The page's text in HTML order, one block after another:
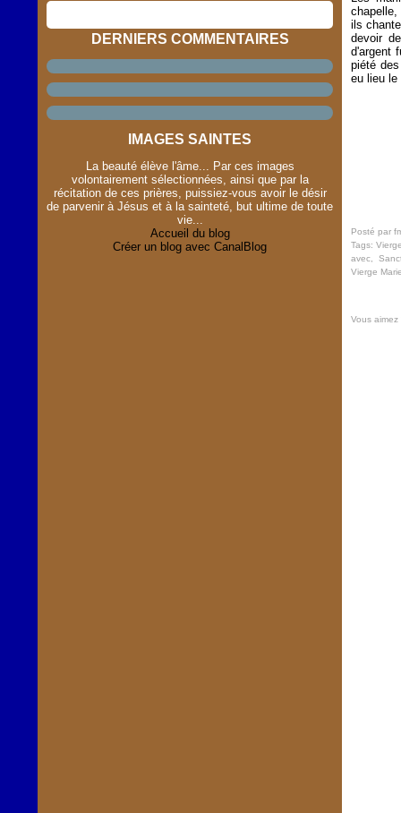
DERNIERS COMMENTAIRES
IMAGES SAINTES
La beauté élève l'âme... Par ces images
volontairement sélectionnées, ainsi que par la
récitation de ces prières, puissiez-vous avoir le désir
de parvenir à Jésus et à la sainteté, but ultime de toute
vie...
Accueil du blog
Créer un blog avec CanalBlog
ils
devoir
d'argent
piété
eu lieu le
Posté par
Tags:
avec
Vierge Marie
Vous aimez